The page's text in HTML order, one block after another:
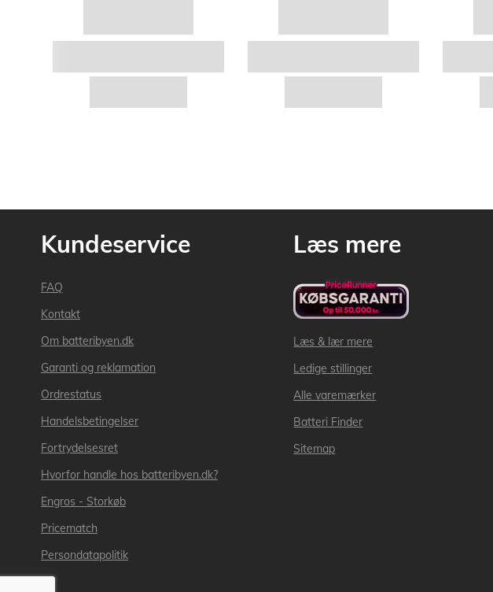
Kundeservice
FAQ
Kontakt
Om batteribyen.dk
Garanti og reklamation
Ordrestatus
Handelsbetingelser
Fortrydelsesret
Hvorfor handle hos batteribyen.dk?
Engros - Storkøb
Pricematch
Persondatapolitik
Læs mere
Læs & lær mere
Ledige stillinger
Alle varemærker
Batteri Finder
Sitemap